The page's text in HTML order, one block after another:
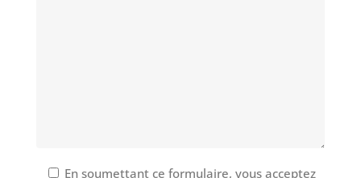
En soumettant ce formulaire, vous acceptez